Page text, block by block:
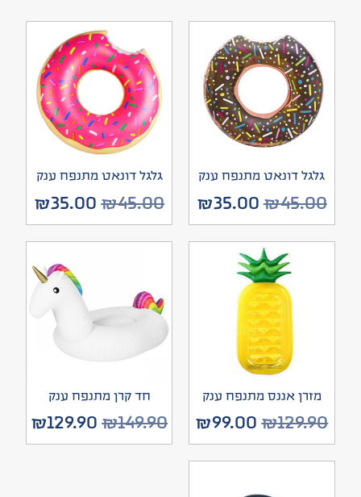
גלגל דונאט מתנפח ענק
₪45.00
₪35.00
גלגל דונאט מתנפח ענק
₪45.00
₪35.00
מזרן אננס מתנפח ענק
₪129.90
₪99.00
חד קרן מתנפח ענק
₪149.90
₪129.90